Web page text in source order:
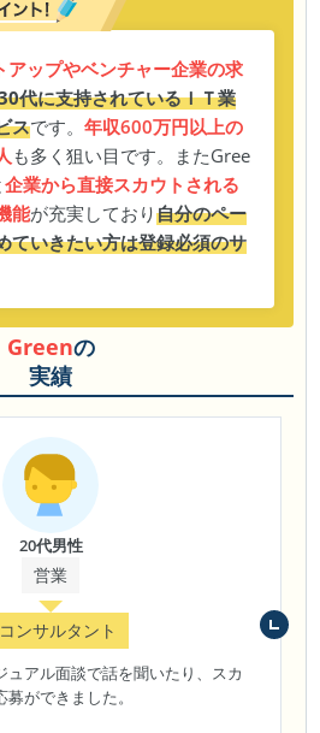
アップやベンチャー企業の求
代に支持されているＩＴ業
スです。年収600万円以上の
も多く狙い目です。またGree
企業から直接スカウトされる
能が充実しており自分のペー
ていきたい方は登録必須のサ
Greenの
実績
20代男性
営業
ンサルタント
ュアル面談で話を聞いたり、スカ
ができました。